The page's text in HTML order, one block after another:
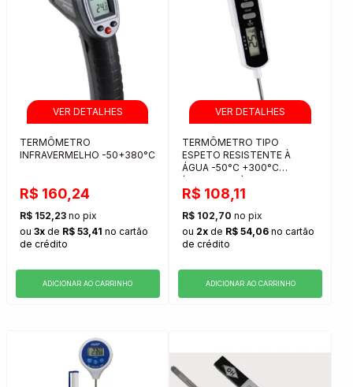
TERMÔMETRO
INFRAVERMELHO -50+380°C
R$ 160,24
R$ 152,23 no pix
ou 3x de R$ 53,41 no cartão
de crédito
ADICIONAR AO CARRINHO
TERMÔMETRO TIPO
ESPETO RESISTENTE À
ÁGUA -50°C +300°C
(TERMOPRO)
R$ 108,11
R$ 102,70 no pix
ou 2x de R$ 54,06 no cartão
de crédito
ADICIONAR AO CARRINHO